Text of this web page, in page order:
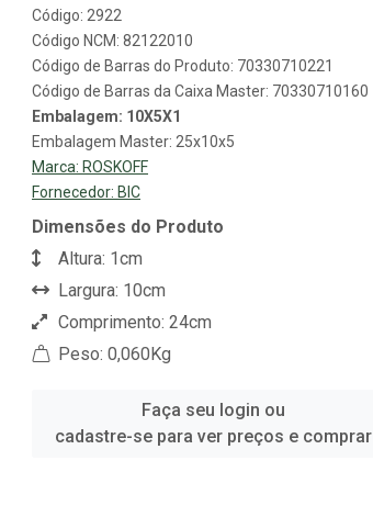
Código: 2922
Código NCM: 82122010
Código de Barras do Produto: 70330710221
Código de Barras da Caixa Master: 70330710160
Embalagem: 10X5X1
Embalagem Master: 25x10x5
Marca: ROSKOFF
Fornecedor: BIC
Dimensões do Produto
Altura: 1cm
Largura: 10cm
Comprimento: 24cm
Peso: 0,060Kg
Faça seu login ou
cadastre-se para ver preços e comprar